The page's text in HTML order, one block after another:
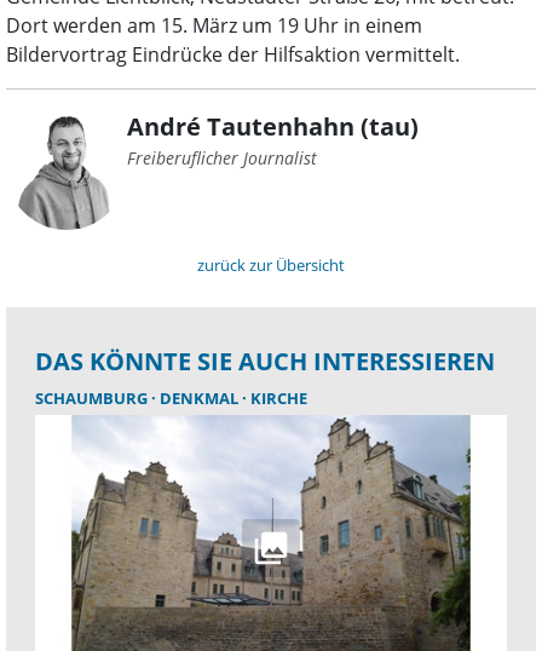
Dort werden am 15. März um 19 Uhr in einem
Bildervortrag Eindrücke der Hilfsaktion vermittelt.
André Tautenhahn (tau)
Freiberuflicher Journalist
zurück zur Übersicht
DAS KÖNNTE SIE AUCH INTERESSIEREN
SCHAUMBURG DENKMAL KIRCHE